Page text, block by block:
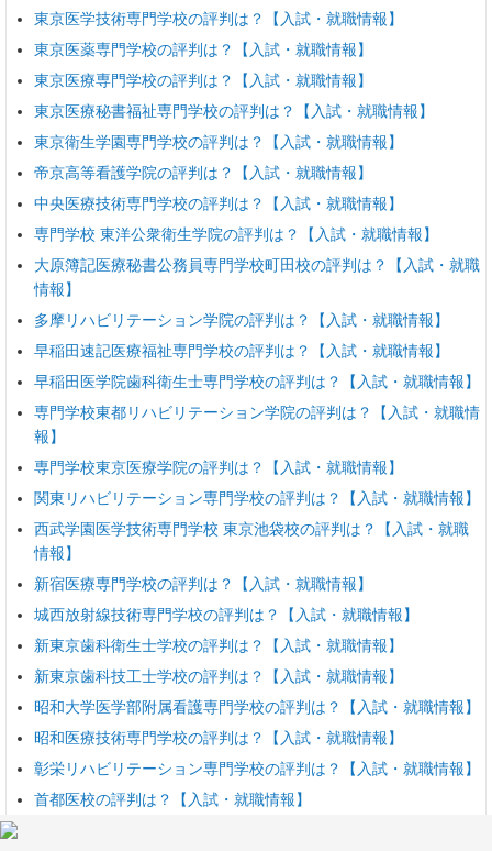
東京医学技術専門学校の評判は？【入試・就職情報】
東京医薬専門学校の評判は？【入試・就職情報】
東京医療専門学校の評判は？【入試・就職情報】
東京医療秘書福祉専門学校の評判は？【入試・就職情報】
東京衛生学園専門学校の評判は？【入試・就職情報】
帝京高等看護学院の評判は？【入試・就職情報】
中央医療技術専門学校の評判は？【入試・就職情報】
専門学校 東洋公衆衛生学院の評判は？【入試・就職情報】
大原簿記医療秘書公務員専門学校町田校の評判は？【入試・就職
情報】
多摩リハビリテーション学院の評判は？【入試・就職情報】
早稲田速記医療福祉専門学校の評判は？【入試・就職情報】
早稲田医学院歯科衛生士専門学校の評判は？【入試・就職情報】
専門学校東都リハビリテーション学院の評判は？【入試・就職情
報】
専門学校東京医療学院の評判は？【入試・就職情報】
関東リハビリテーション専門学校の評判は？【入試・就職情報】
西武学園医学技術専門学校 東京池袋校の評判は？【入試・就職
情報】
新宿医療専門学校の評判は？【入試・就職情報】
城西放射線技術専門学校の評判は？【入試・就職情報】
新東京歯科衛生士学校の評判は？【入試・就職情報】
新東京歯科技工士学校の評判は？【入試・就職情報】
昭和大学医学部附属看護専門学校の評判は？【入試・就職情報】
昭和医療技術専門学校の評判は？【入試・就職情報】
彰栄リハビリテーション専門学校の評判は？【入試・就職情報】
首都医校の評判は？【入試・就職情報】